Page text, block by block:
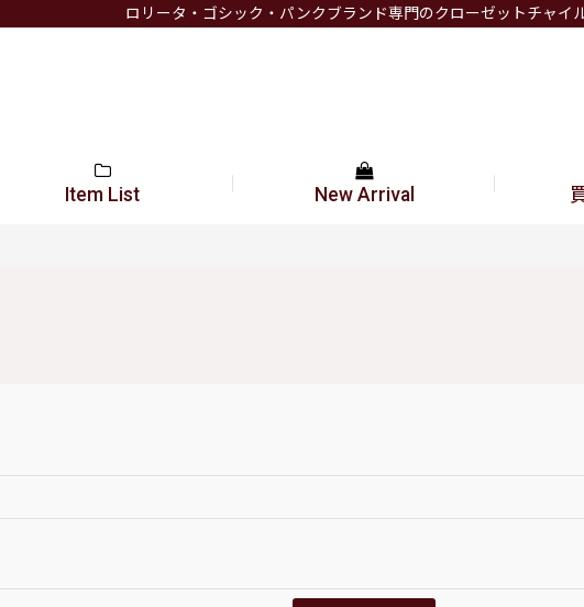
ロリータ・ゴシック・パンクブランド専門のクローゼットチャイ
Item List New Arrival